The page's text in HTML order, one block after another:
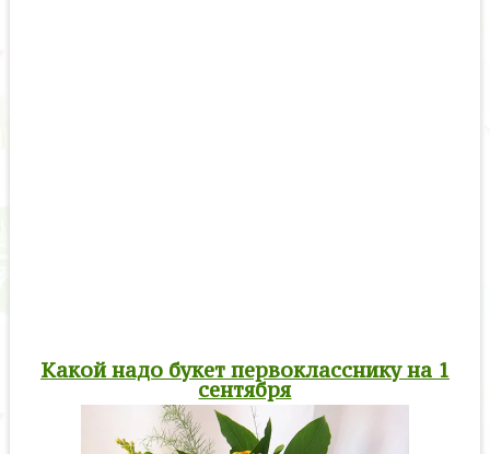
Какой надо букет первокласснику на 1
сентября